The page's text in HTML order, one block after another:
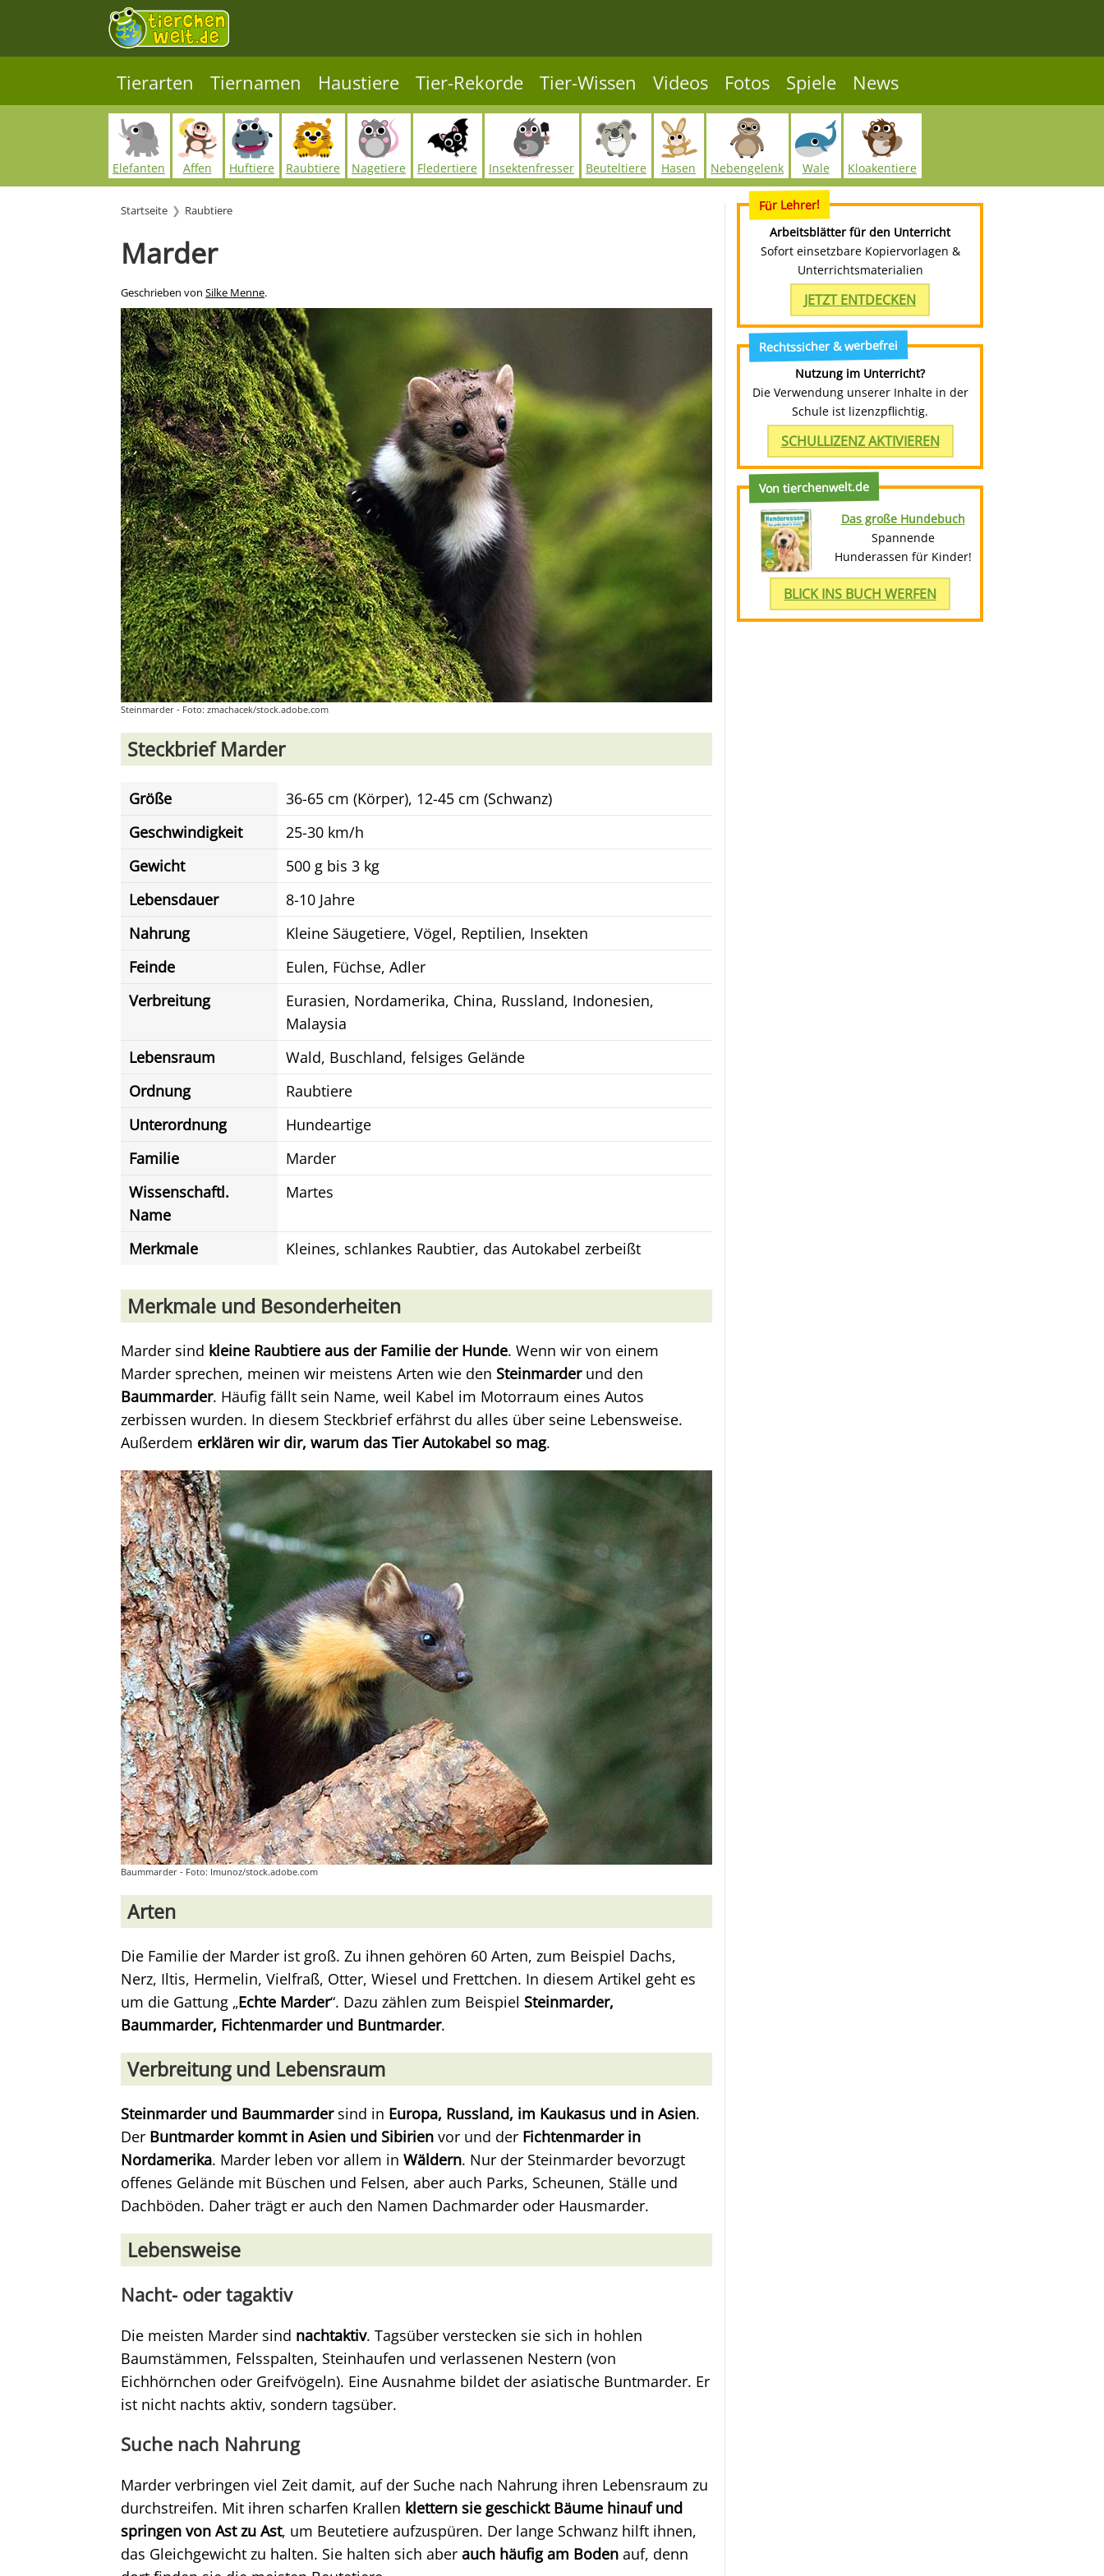
Tierarten Tiernamen Haustiere Tier-Rekorde Tier-Wissen Videos Fotos Spiele News
Elefanten Affen Huftiere Raubtiere Nagetiere Fledertiere Insektenfresser Beuteltiere Hasen Nebengelenk Wale Kloakentiere
Startseite Raubtiere
Marder
Geschrieben von Silke Menne.
Steinmarder - Foto: zmachacek/stock.adobe.com
Steckbrief Marder
Größe
36-65 cm (Körper), 12-45 cm (Schwanz)
Geschwindigkeit
25-30 km/h
Gewicht
500 g bis 3 kg
Lebensdauer
8-10 Jahre
Nahrung
Kleine Säugetiere, Vögel, Reptilien, Insekten
Feinde
Eulen, Füchse, Adler
Verbreitung
Eurasien, Nordamerika, China, Russland, Indonesien,
Malaysia
Lebensraum
Wald, Buschland, felsiges Gelände
Ordnung
Raubtiere
Unterordnung
Hundeartige
Familie
Marder
Wissenschaftl.
Name
Martes
Merkmale Kleines, schlankes Raubtier, das Autokabel zerbeißt
Merkmale und Besonderheiten
Marder sind kleine Raubtiere aus der Familie der Hunde. Wenn wir von einem
Marder sprechen, meinen wir meistens Arten wie den Steinmarderund den
Baummarder. Häufig fällt sein Name, weil Kabel im Motorraum eines Autos
zerbissen wurden. In diesem Steckbrief erfährst du alles über seine Lebensweise.
Außerdem erklären wir dir, warum das Tier Autokabel so mag.
Baummarder - Foto: Imunoz/stock.adobe.com
Arten
Die Familie der Marder ist groß. Zu ihnen gehören 60 Arten, zum Beispiel Dachs,
Nerz, Iltis, Hermelin, Vielfraß, Otter, Wiesel und Frettchen. In diesem Artikel geht es
um die Gattung „Echte Marder“. Dazu zählen zum Beispiel Steinmarder,
Baummarder, Fichtenmarder und Buntmarder.
Verbreitung und Lebensraum
Steinmarder und Baummardersind in Europa, Russland, im Kaukasus und in Asien.
Der Buntmarder kommt in Asien und Sibirien vor und der Fichtenmarder in
Nordamerika. Marder leben vor allem in Wäldern. Nur der Steinmarder bevorzugt
offenes Gelände mit Büschen und Felsen, aber auch Parks, Scheunen, Ställe und
Dachböden. Daher trägt er auch den Namen Dachmarder oder Hausmarder.
Lebensweise
Nacht- oder tagaktiv
Die meisten Marder sind nachtaktiv. Tagsüber verstecken sie sich in hohlen
Baumstämmen, Felsspalten, Steinhaufen und verlassenen Nestern (von
Eichhörnchen oder Greifvögeln). Eine Ausnahme bildet der asiatische Buntmarder. Er
ist nicht nachts aktiv, sondern tagsüber.
Suche nach Nahrung
Marder verbringen viel Zeit damit, auf der Suche nach Nahrung ihren Lebensraum zu
durchstreifen. Mit ihren scharfen Krallen klettern sie geschickt Bäume hinauf und
springen von Ast zu Ast, um Beutetiere aufzuspüren. Der lange Schwanz hilft ihnen,
das Gleichgewicht zu halten. Sie halten sich aber auch häufig am Boden auf, denn
Für Lehrer!
Arbeitsblätter für den Unterricht
Sofort einsetzbare Kopiervorlagen &
Unterrichtsmaterialien
JETZT ENTDECKEN
Rechtssicher & werbefrei
Nutzung im Unterricht?
Die Verwendung unserer Inhalte in der
Schule ist lizenzpflichtig.
SCHULLIZENZ AKTIVIEREN
Von tierchenwelt.de
Das große Hundebuch
Spannende
Hunderassen für Kinder!
BLICK INS BUCH WERFEN